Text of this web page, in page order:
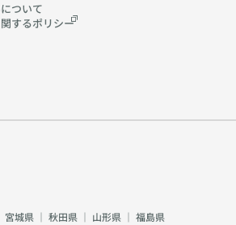
ついて
するポリシー
宮城県 ｜ 秋田県 ｜ 山形県 ｜ 福島県